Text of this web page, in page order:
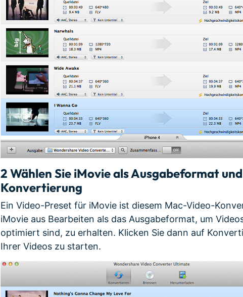
2 Wählen Sie iMovie als Ausgabeformat
Konvertierung
Ein Video-Preset für iMovie ist diesem Mac-Video-
iMovie aus Bearbeiten als das Ausgabeformat, um
optimiert sind, zu erhalten. Klicken Sie dann auf
Ihrer Videos zu starten.